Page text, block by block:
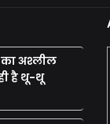
अश्लील
है थू-थू